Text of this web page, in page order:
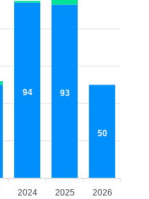
2024 2025 2026
94 93
50